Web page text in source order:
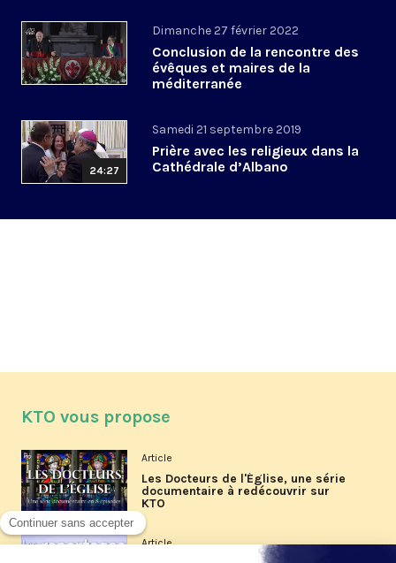
Dimanche 27 février 2022
Conclusion de la rencontre des
évêques et maires de la
méditerranée
24:27
Samedi 21 septembre 2019
Prière avec les religieux dans la
Cathédrale d’Albano
KTO vous propose
Article
Les Docteurs de l'Église, une série
documentaire à redécouvrir sur
KTO
Article